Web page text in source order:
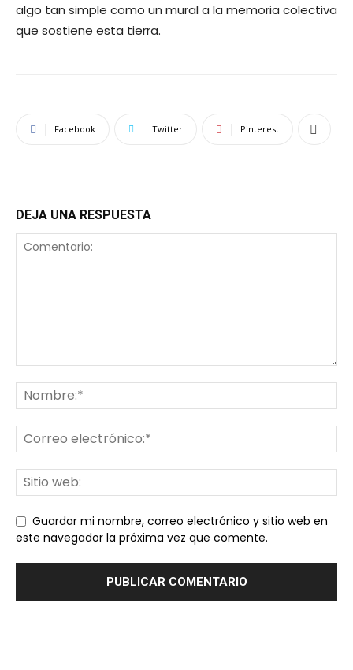
algo tan simple como un mural a la memoria colectiva
que sostiene esta tierra.
Facebook Twitter Pinterest
DEJA UNA RESPUESTA
Guardar mi nombre, correo electrónico y sitio web en
este navegador la próxima vez que comente.